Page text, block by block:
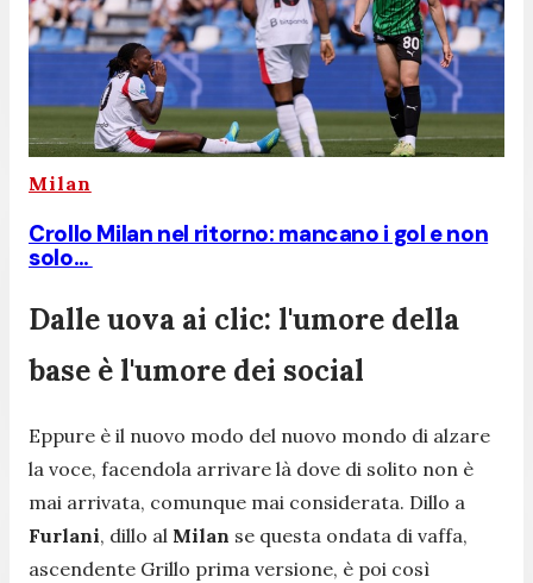
Milan
Crollo Milan nel ritorno: mancano i gol e non
solo…
Dalle uova ai clic: l'umore della
base è l'umore dei social
Eppure è il nuovo modo del nuovo mondo di alzare
la voce, facendola arrivare là dove di solito non è
mai arrivata, comunque mai considerata. Dillo a
Furlani, dillo al Milan se questa ondata di vaffa,
ascendente Grillo prima versione, è poi così